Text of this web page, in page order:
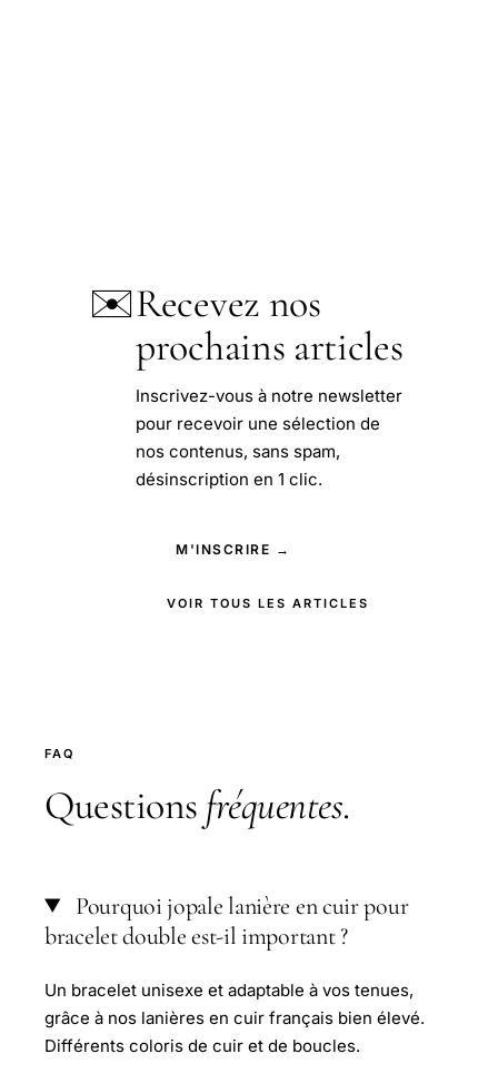
✉️Recevez nos
prochains articles
Inscrivez-vous à notre newsletter
pour recevoir une sélection de
nos contenus, sans spam,
désinscription en 1 clic.
M'INSCRIRE →
VOIR TOUS LES ARTICLES
FAQ
Questions fréquentes.
Pourquoi jopale lanière en cuir pour
bracelet double est-il important ?
Un bracelet unisexe et adaptable à vos tenues,
grâce à nos lanières en cuir français bien élevé.
Différents coloris de cuir et de boucles.